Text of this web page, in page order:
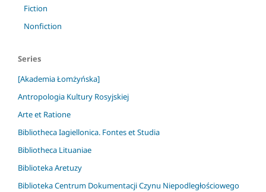
Fiction
Nonfiction
Series
[Akademia Łomżyńska]
Antropologia Kultury Rosyjskiej
Arte et Ratione
Bibliotheca Iagiellonica. Fontes et Studia
Bibliotheca Lituaniae
Biblioteka Aretuzy
Biblioteka Centrum Dokumentacji Czynu Niepodległościowego